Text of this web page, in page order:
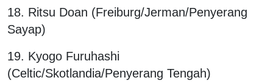
18. Ritsu Doan (Freiburg/Jerman/Penyerang
Sayap)
19. Kyogo Furuhashi
(Celtic/Skotlandia/Penyerang Tengah)